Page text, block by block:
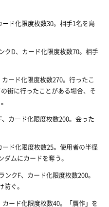
ド化限度枚数30。相手1名を島
クD、カード化限度枚数70。相手
ード化限度枚数270。行ったこ
街に行ったことがある場合、そ
カード化限度枚数200。会った
ド化限度枚数25。使用者の半径
ムにカードを奪う。
クF、カード化限度枚数200。
ぐ。
ード化限度枚数40。「贋作」を